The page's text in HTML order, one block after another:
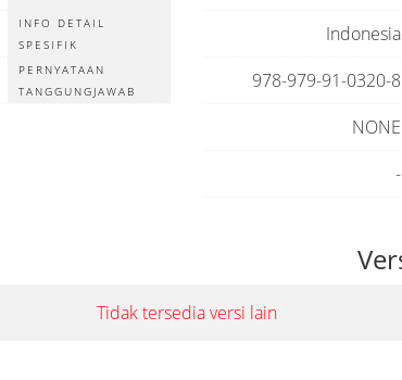
Indonesia
978-979-91-0320-8
NONE
-
INFO DETAIL
SPESIFIK
PERNYATAAN
TANGGUNGJAWAB
Tidak tersedia versi lain